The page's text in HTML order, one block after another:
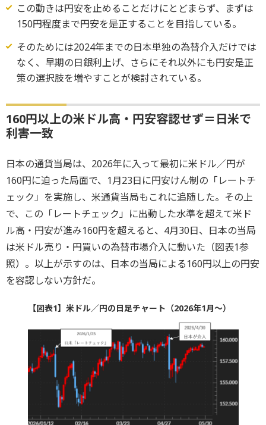
この動きは円安を止めることだけにとどまらず、まずは
150円程度まで円安を是正することを目指している。
そのためには2024年までの日本単独の為替介入だけでは
なく、早期の日銀利上げ、さらにそれ以外にも円安是正
策の選択肢を増やすことが検討されている。
160円以上の米ドル高・円安容認せず＝日米で
利害一致
日本の通貨当局は、2026年に入って最初に米ドル／円が
160円に迫った局面で、1月23日に円安けん制の「レートチ
ェック」を実施し、米通貨当局もこれに追随した。その上
で、この「レートチェック」に出動した水準を超えて米ド
ル高・円安が進み160円を超えると、4月30日、日本の当局
は米ドル売り・円買いの為替市場介入に動いた（図表1参
照）。以上が示すのは、日本の当局による160円以上の円安
を容認しない方針だ。
【図表1】米ドル／円の日足チャート（2026年1月～）